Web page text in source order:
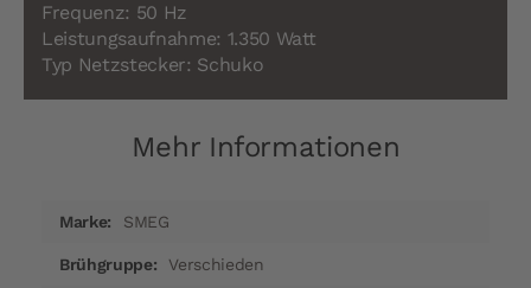
Frequenz: 50 Hz
Leistungsaufnahme: 1.350 Watt
Typ Netzstecker: Schuko
Mehr Informationen
InformationenSMEG
Verschieden